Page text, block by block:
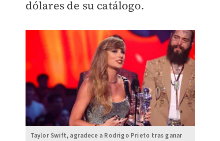
dólares de su catálogo.
Taylor Swift, agradece a Rodrigo Prieto tras ganar